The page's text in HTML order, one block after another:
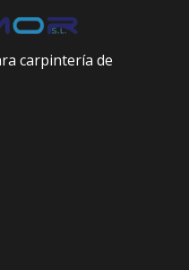
carpintería de